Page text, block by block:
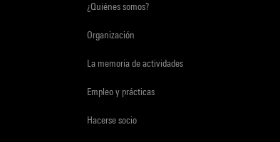
¿Quiénes somos?
Organización
La memoria de actividades
Empleo y prácticas
Hacerse socio